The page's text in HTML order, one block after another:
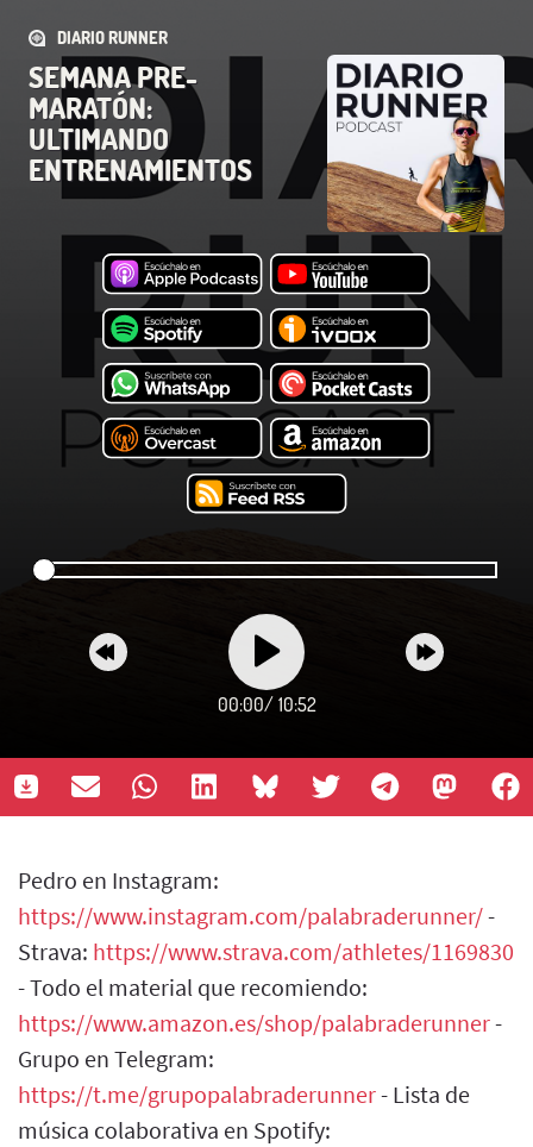
DIARIO RUNNER
SEMANA PRE-
MARATÓN:
ULTIMANDO
ENTRENAMIENTOS
00:00/ 10:52
Pedro en Instagram:
https://www.instagram.com/palabraderunner/-
Strava: https://www.strava.com/athletes/1169830
- Todo el material que recomiendo:
https://www.amazon.es/shop/palabraderunner-
Grupo en Telegram:
https://t.me/grupopalabraderunner- Lista de
música colaborativa en Spotify: